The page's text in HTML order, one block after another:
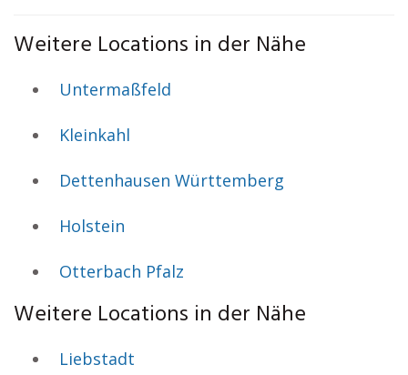
Weitere Locations in der Nähe
Untermaßfeld
Kleinkahl
Dettenhausen Württemberg
Holstein
Otterbach Pfalz
Weitere Locations in der Nähe
Liebstadt